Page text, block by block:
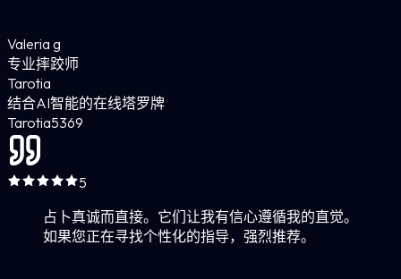
Valeria g
专业摔跤师
Tarotia
结合AI智能的在线塔罗牌
Tarotia5369
5
占卜真诚而直接。它们让我有信心遵循我的直觉。
如果您正在寻找个性化的指导，强烈推荐。